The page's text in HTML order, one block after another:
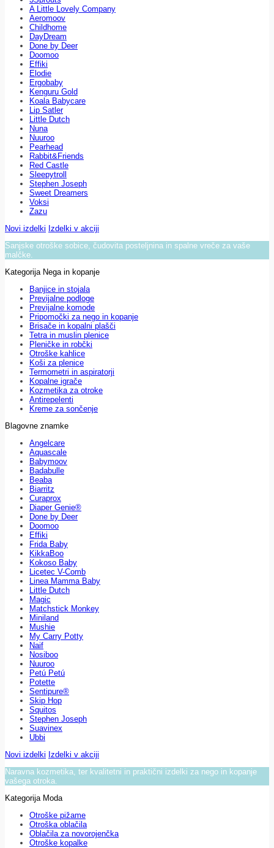
A Little Lovely Company
Aeromoov
Childhome
DayDream
Done by Deer
Doomoo
Effiki
Elodie
Ergobaby
Kenguru Gold
Koala Babycare
Lip Satler
Little Dutch
Nuna
Nuuroo
Pearhead
Rabbit&Friends
Red Castle
Sleepytroll
Stephen Joseph
Sweet Dreamers
Voksi
Zazu
Novi izdelki Izdelki v akciji
Sanjske otroške sobice, čudovita posteljnina in spalne vreče za vaše
malčke.
Kategorija Nega in kopanje
Banjice in stojala
Previjalne podloge
Previjalne komode
Pripomočki za nego in kopanje
Brisače in kopalni plašči
Tetra in muslin plenice
Pleničke in robčki
Otroške kahlice
Koši za plenice
Termometri in aspiratorji
Kopalne igrače
Kozmetika za otroke
Antirepelenti
Kreme za sončenje
Blagovne znamke
Angelcare
Aquascale
Babymoov
Badabulle
Beaba
Biarritz
Curaprox
Diaper Genie®
Done by Deer
Doomoo
Effiki
Frida Baby
KikkaBoo
Kokoso Baby
Licetec V-Comb
Linea Mamma Baby
Little Dutch
Magic
Matchstick Monkey
Miniland
Mushie
My Carry Potty
Naif
Nosiboo
Nuuroo
Petú Petú
Potette
Sentipure®
Skip Hop
Squitos
Stephen Joseph
Suavinex
Ubbi
Novi izdelki Izdelki v akciji
Naravna kozmetika, ter kvalitetni in praktični izdelki za nego in kopanje
vašega otroka.
Kategorija Moda
Otroške pižame
Otroška oblačila
Oblačila za novorojenčka
Otroške kopalke